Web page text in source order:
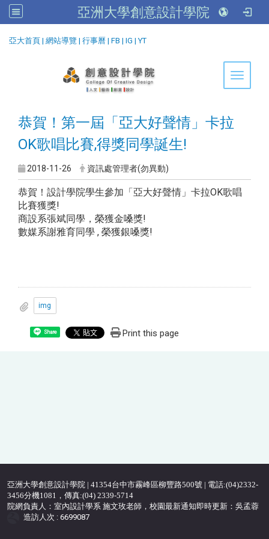
亞洲大學創意設計學院
亞大首頁 | 網站導覽 | 行事曆 | FB | IG | YT
Toggle
恭賀！第一屆「亞大好聲情」卡拉
OK歌唱比賽,得獎同學誕生!
2018-11-26 資訊處管理者(勿異動)
恭賀！設計學院學生參加「亞大好聲情」卡拉OK歌唱
比賽獲獎!
商設系張斌同學，榮獲金嗓獎!
數媒系謝雅育同學 , 榮獲銀嗓獎!
img
Share Print this page
亞洲大學創意設計學院 | 41354台中市霧峰區柳豐路500號 | 電話:(04)2332-
3456分機1081，傳真:(04) 2339-5714
院網負責人：室內設計學系 施文玫老師，校園最新通知即時更新：吳孟蓉
造訪人次 : 6699087